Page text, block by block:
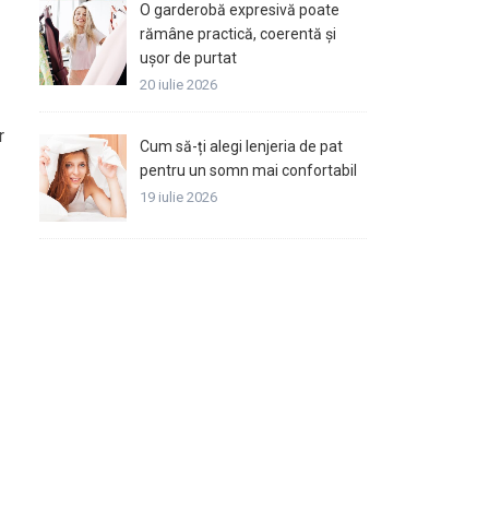
O garderobă expresivă poate
rămâne practică, coerentă și
ușor de purtat
20 iulie 2026
Cum să-ți alegi lenjeria de pat
pentru un somn mai confortabil
19 iulie 2026